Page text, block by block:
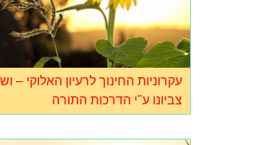
עקרוניות החינוך לרעיון האלוקי –
צביונו ע"י הדרכות התורה